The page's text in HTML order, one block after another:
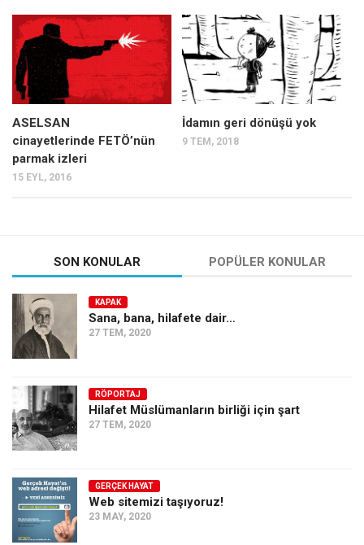
ASELSAN
cinayetlerinde FETÖ’nün
parmak izleri
15 EYL, 2016
İdamın geri dönüşü yok
9 TEM, 2018
SON KONULAR POPÜLER KONULAR
KAPAK
Sana, bana, hilafete dair…
27 TEM, 2020
RÖPORTAJ
Hilafet Müslümanların birliği için şart
27 TEM, 2020
GERÇEK HAYAT
Web sitemizi taşıyoruz!
23 MAY, 2020